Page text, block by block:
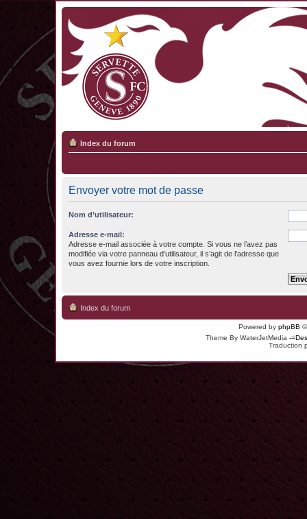
Index du forum
Envoyer votre mot de passe
Nom d’utilisateur:
Adresse e-mail:
Adresse e-mail associée à votre compte. Si vous ne l’avez pas
modifiée via votre panneau d’utilisateur, il s’agit de l’adresse que
vous avez fournie lors de votre inscription.
Index du forum
Powered by phpBB
Theme By WaterJetMedia -
Traduction